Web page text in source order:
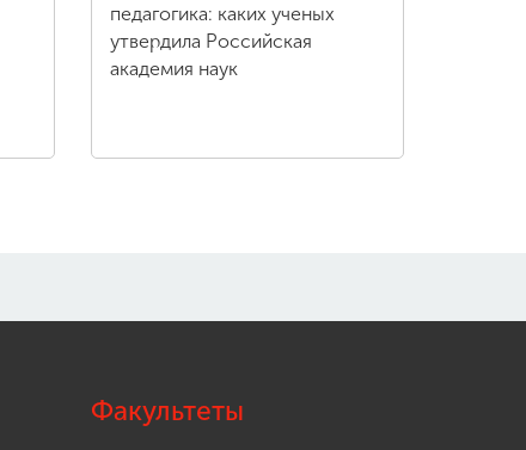
педагогика: каких ученых
утвердила Российская
академия наук
Факультеты